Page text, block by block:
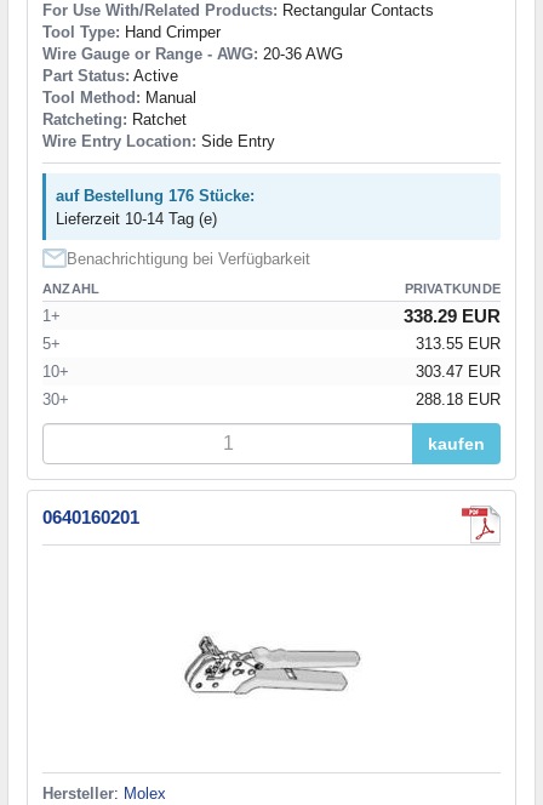
For Use With/Related Products: Rectangular Contacts
Tool Type: Hand Crimper
Wire Gauge or Range - AWG: 20-36 AWG
Part Status: Active
Tool Method: Manual
Ratcheting: Ratchet
Wire Entry Location: Side Entry
auf Bestellung 176 Stücke:
Lieferzeit 10-14 Tag (e)
Benachrichtigung bei Verfügbarkeit
ANZAHL PRIVATKUNDE
1+ 338.29 EUR
5+
313.55 EUR
10+
303.47 EUR
30+
288.18 EUR
kaufen
0640160201
Hersteller: Molex